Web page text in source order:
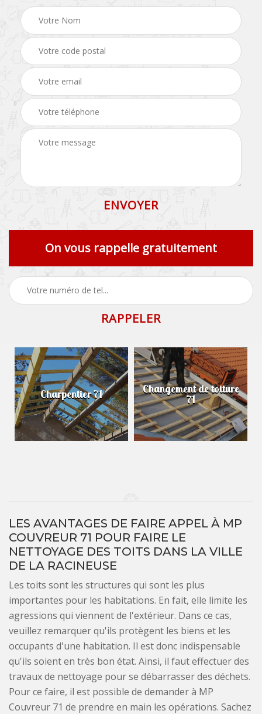
On vous rappelle gratuitement
Charpentier 71 Changement de toiture
71
LES AVANTAGES DE FAIRE APPEL À MP
COUVREUR 71 POUR FAIRE LE
NETTOYAGE DES TOITS DANS LA VILLE
DE LA RACINEUSE
Les toits sont les structures qui sont les plus
importantes pour les habitations. En fait, elle limite les
agressions qui viennent de l'extérieur. Dans ce cas,
veuillez remarquer qu'ils protègent les biens et les
occupants d'une habitation. Il est donc indispensable
qu'ils soient en très bon état. Ainsi, il faut effectuer des
travaux de nettoyage pour se débarrasser des déchets.
Pour ce faire, il est possible de demander à MP
Couvreur 71 de prendre en main les opérations. Sachez